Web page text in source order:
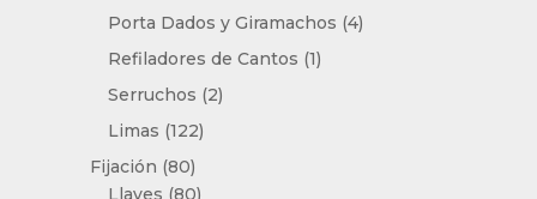
productos
Porta Dados y Giramachos 44
Refiladores de Cantos 11
Serruchos 22
Limas 122122
Fijación 8080
productos
Llaves 8080